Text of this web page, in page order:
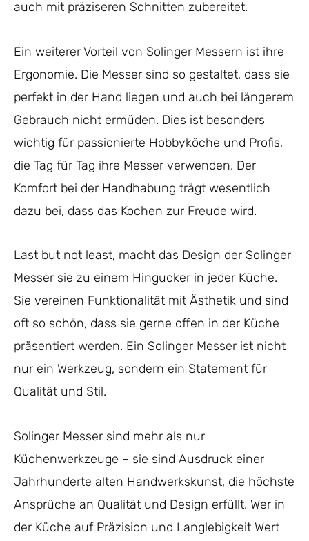
auch mit präziseren Schnitten zubereitet.
Ein weiterer Vorteil von Solinger Messern ist ihre
Ergonomie. Die Messer sind so gestaltet, dass sie
perfekt in der Hand liegen und auch bei längerem
Gebrauch nicht ermüden. Dies ist besonders
wichtig für passionierte Hobbyköche und Profis,
die Tag für Tag ihre Messer verwenden. Der
Komfort bei der Handhabung trägt wesentlich
dazu bei, dass das Kochen zur Freude wird.
Last but not least, macht das Design der Solinger
Messer sie zu einem Hingucker in jeder Küche.
Sie vereinen Funktionalität mit Ästhetik und sind
oft so schön, dass sie gerne offen in der Küche
präsentiert werden. Ein Solinger Messer ist nicht
nur ein Werkzeug, sondern ein Statement für
Qualität und Stil.
Solinger Messer sind mehr als nur
Küchenwerkzeuge – sie sind Ausdruck einer
Jahrhunderte alten Handwerkskunst, die höchste
Ansprüche an Qualität und Design erfüllt. Wer in
der Küche auf Präzision und Langlebigkeit Wert